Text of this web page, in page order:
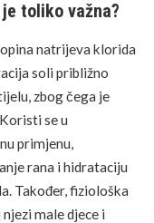
toliko važna?
natrijeva klorida
soli približno
zbog čega je
se u
primjenu,
rana i hidrataciju
Također, fiziološka
male djece i